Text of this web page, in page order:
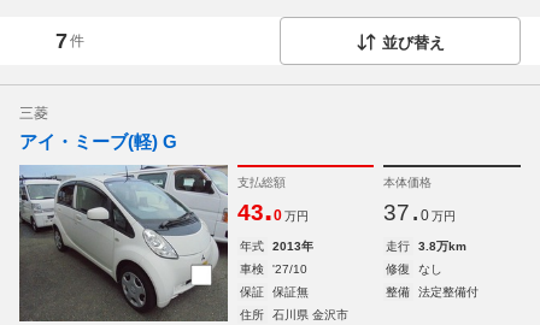
7件 並び替え
三菱
アイ・ミーブ(軽) G
支払総額
43.0 万円
本体価格
37. 0 万円
年式 2013年 走行
3.8万km
車検
'27/10 修復
なし
保証
保証無 整備
法定整備付
住所
石川県 金沢市